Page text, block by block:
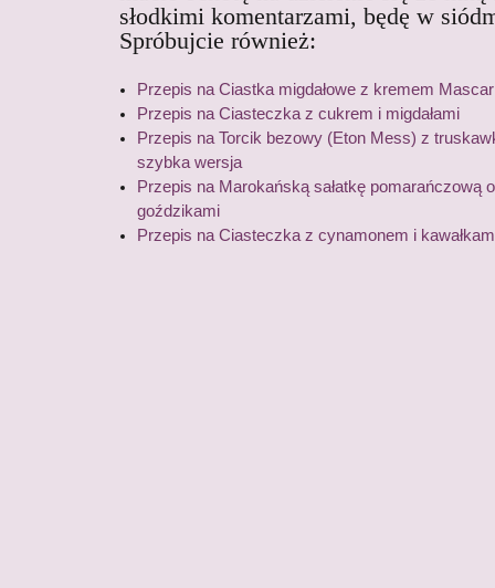
słodkimi komentarzami, będę w
Spróbujcie również:
Przepis na Ciastka migdałowe z kremem
Przepis na Ciasteczka z cukrem i migdałami
Przepis na Torcik bezowy (Eton Mess) z
szybka wersja
Przepis na Marokańską sałatkę pomarańczową
goździkami
Przepis na Ciasteczka z cynamonem i